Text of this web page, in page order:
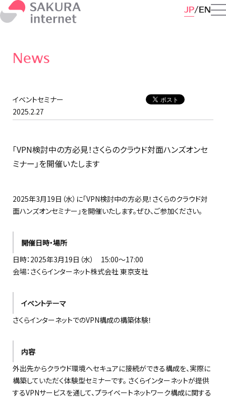
JP EN
News
イベントセミナー
2025.2.27
「VPN検討中の方必見！さくらのクラウド対面ハンズオンセ
ミナー」を開催いたします
2025年3月19日（水）に「VPN検討中の方必見！さくらのクラウド対
面ハンズオンセミナー」を開催いたします。ぜひ、ご参加ください。
開催日時・場所
日時：2025年3月19日（水） 15:00～17:00
会場：さくらインターネット株式会社 東京支社
イベントテーマ
さくらインターネットでのVPN構成の構築体験！
内容
外出先からクラウド環境へセキュアに接続ができる構成を、実際に
構築していただく体験型セミナーです。 さくらインターネットが提供
するVPNサービスを通して、プライベートネットワーク構成に関する